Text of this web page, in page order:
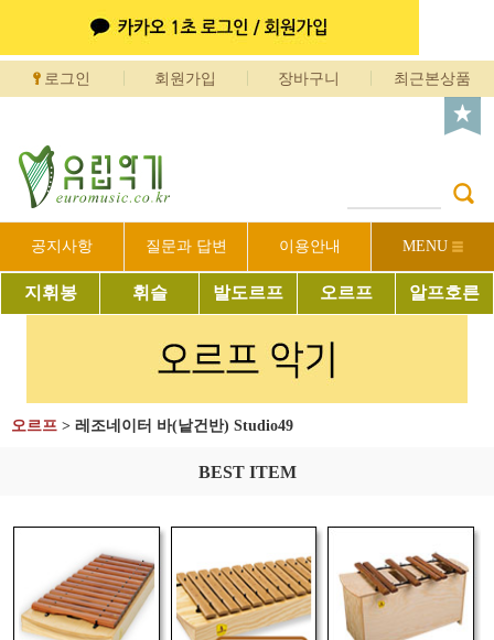
로그인 회원가입 장바구니 최근본상품
공지사항 질문과 답변 이용안내 MENU
지휘봉 휘슬 발도르프 오르프 알프호른
오르프 > 레조네이터 바(낱건반) Studio49
BEST ITEM